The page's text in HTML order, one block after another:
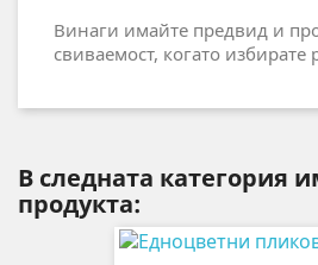
Винаги имайте предвид и
свиваемост, когато избирате
В следната категория
продукта: